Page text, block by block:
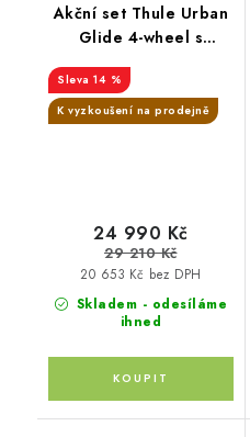
Akční set Thule Urban
Glide 4-wheel s
Mid blue + hluboká
korba
14 %
K vyzkoušení na prodejně
Skladem - odesíláme
ihned
20 653 Kč bez DPH
24 990 Kč
29 210 Kč